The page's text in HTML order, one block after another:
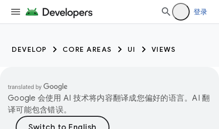
登录
DEVELOP CORE AREAS UI VIEWS
Google 会使用 AI 技术将内容翻译成您偏好的语言。AI 翻
译可能包含错误。